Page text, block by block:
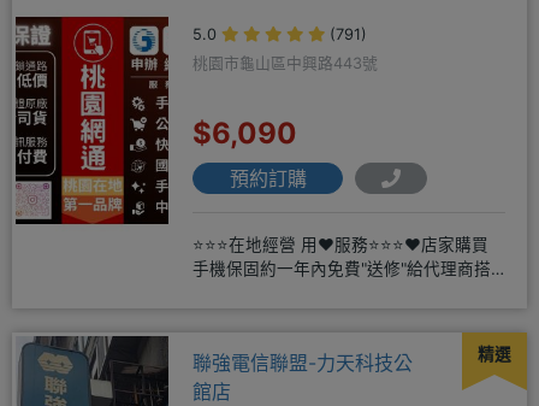
5.0
(791)
桃園市龜山區中興路443號
$6,090
預約訂購
⭐⭐⭐在地經營 用❤️服務⭐⭐⭐❤️店家購買
手機保固約一年內免費"送修"給代理商搭
精選
聯強電信聯盟-力天科技公
館店